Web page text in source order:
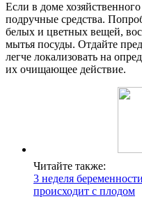
Если в доме
подручные средства.
белых и цветных вещей,
мытья посуды. Отдайте
легче локализовать на
их очищающее действие.
Читайте также:
3 неделя
происходит с плодом